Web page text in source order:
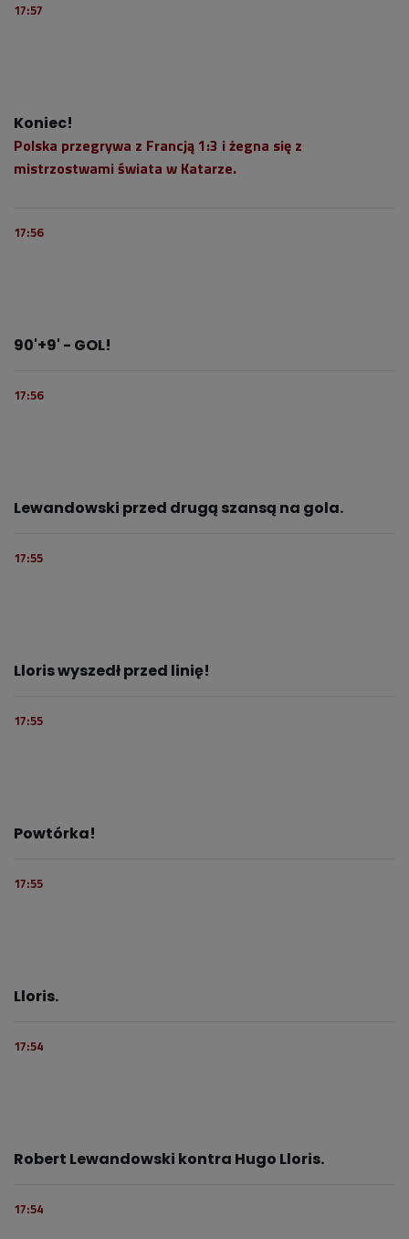
17:57
Koniec!
Polska przegrywa z Francją 1:3 i żegna się z
mistrzostwami świata w Katarze.
17:56
90'+9' - GOL!
17:56
Lewandowski przed drugą szansą na gola.
17:55
Lloris wyszedł przed linię!
17:55
Powtórka!
17:55
Lloris.
17:54
Robert Lewandowski kontra Hugo Lloris.
17:54